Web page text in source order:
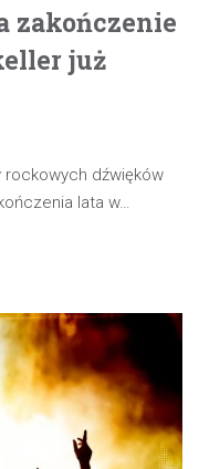
zakończenie
już
rockowych dźwięków
lata w…